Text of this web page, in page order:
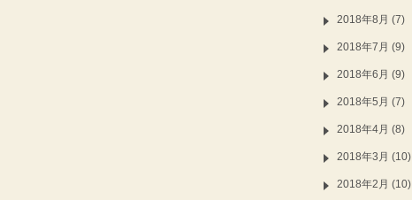
2018年8月 (7)
2018年7月 (9)
2018年6月 (9)
2018年5月 (7)
2018年4月 (8)
2018年3月 (10)
2018年2月 (10)